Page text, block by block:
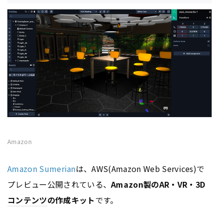
Amazon
Amazon Sumerianは、AWS(Amazon Web Services)で
プレビュー公開されている、Amazon製のAR・VR・3D
コンテンツの作成キットです。